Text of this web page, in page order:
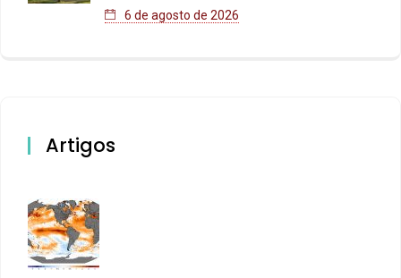
6 de agosto de 2026
Artigos